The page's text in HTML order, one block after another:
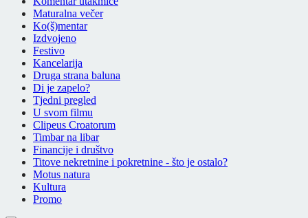
Maturalna večer
Ko(š)mentar
Izdvojeno
Festivo
Kancelarija
Druga strana baluna
Di je zapelo?
Tjedni pregled
U svom filmu
Clipeus Croatorum
Timbar na libar
Financije i društvo
Titove nekretnine i pokretnine - što je ostalo?
Motus natura
Kultura
Promo